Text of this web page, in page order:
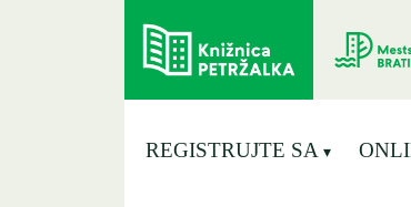
REGISTRUJTE SA